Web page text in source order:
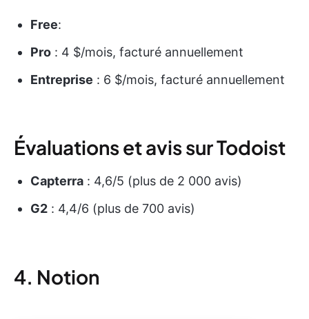
Free:
Pro : 4 $/mois, facturé annuellement
Entreprise : 6 $/mois, facturé annuellement
Évaluations et avis sur Todoist
Capterra : 4,6/5 (plus de 2 000 avis)
G2 : 4,4/6 (plus de 700 avis)
4. Notion